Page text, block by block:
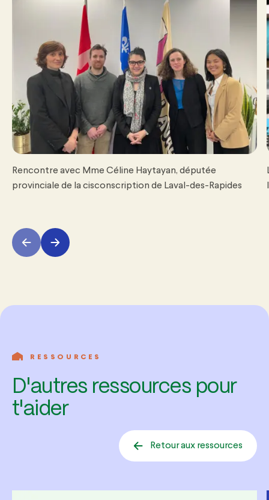
Rencontre avec Mme Céline Haytayan, députée
provinciale de la cisconscription de Laval-des-Rapides
RESSOURCES
D'autres ressources pour
t'aider
Retour aux ressources